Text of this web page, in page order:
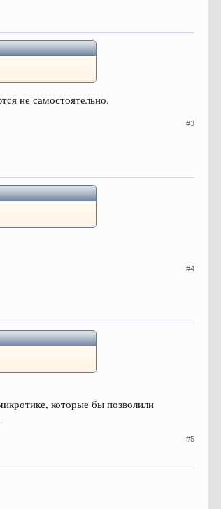
не самостоятельно.
#3
#4
которые бы позволили
#5